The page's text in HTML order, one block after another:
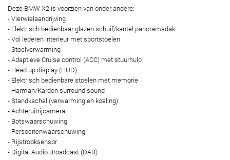
Deze BMW X2 is voorzien van onder andere:
- Vierwielaandrijving
- Elektrisch bedienbaar glazen schuif/kantel panoramadak
- Vol lederen interieur met sportstoelen
- Stoelverwarming
- Adaptieve Cruise control (ACC) met stuurhulp
- Head up display (HUD)
- Elektrisch bedienbare stoelen met memorie
- Harman/Kardon surround sound
- Standkachel (verwarming en koeling)
- Achteruitrijcamera
- Botswaarschuwing
- Persoenenwaarschuwing
- Rijstrooksensor
- Digital Audio Broadcast (DAB)